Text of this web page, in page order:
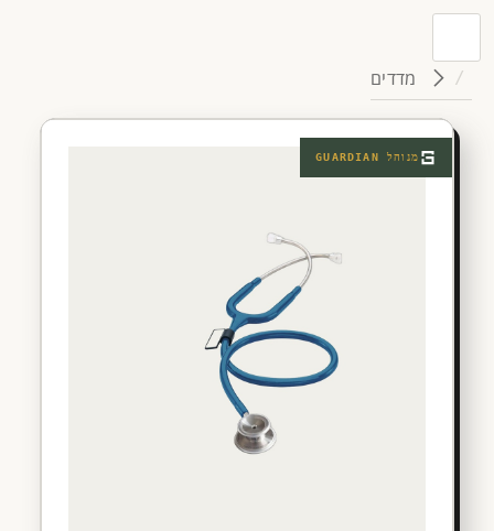
מדדים
מנוהל GUARDIAN